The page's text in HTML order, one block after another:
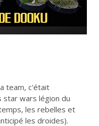
team, c'était
wars légion du
les rebelles et
les droides).